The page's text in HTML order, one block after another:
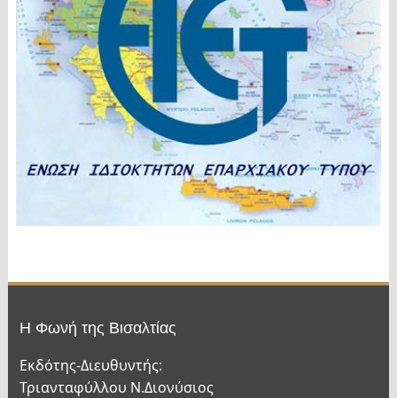
Η Φωνή της Βισαλτίας
Εκδότης-Διευθυντής:
Τριανταφύλλου Ν.Διονύσιος